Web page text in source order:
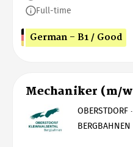
Full-time
German - B1 / Good
Mechaniker (m/
OBERSTDORF
BERGBAHNEN